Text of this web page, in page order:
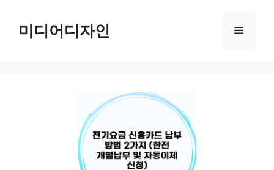
미디어디자인 메